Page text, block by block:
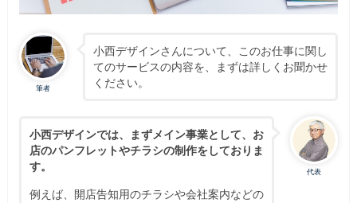
筆者
小西デザインさんについて、このお仕事に関し
てのサービスの内容を、まずは詳しくお聞かせ
ください。
代表
小西デザインでは、まずメイン事業として、お
店のパンフレットやチラシの制作をしておりま
す。
例えば、開店告知用のチラシや会社案内などの